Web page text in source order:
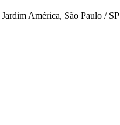
Jardim América, São Paulo / SP